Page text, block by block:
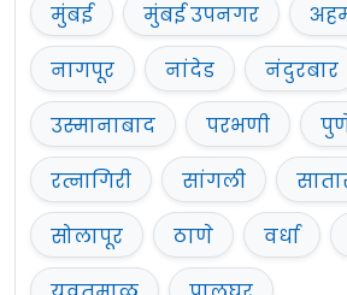
मुंबई
मुंबई उपनगर
नागपूर
नांदेड नंदुरबार
उस्मानाबाद
परभणी
रत्नागिरी
सांगली
सोलापूर
ठाणे वर्धा